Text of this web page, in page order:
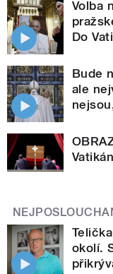
Volba
Do
Bude
ale
okolí.